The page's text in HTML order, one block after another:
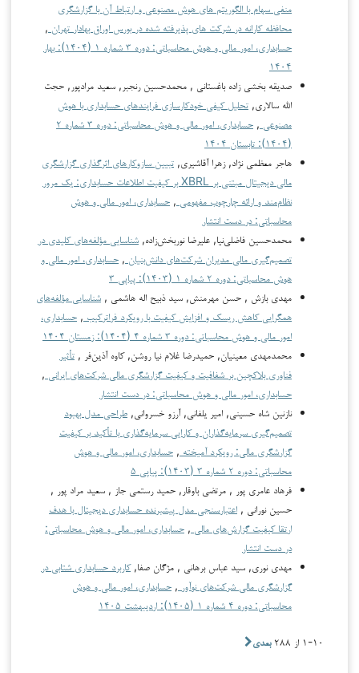
منفی سهام با الگوریتم های هوش مصنوعی و ارتباط آن با گزارشگری
محافظه کارانه در شرکت های پذیرفته شده در بورس اوراق بهادار تهران ,
حسابداری، امور مالی و هوش محاسباتی: دوره ۳ شماره ۱ (۱۴۰۴): بهار
۱۴۰۴
صدیقه بخشی زاده باغستانی , محمدحسين رنجبر, سعید مرادپور, حجت
الله سالاری, تحلیل کیفی خودکارسازی فرایندهای حسابداری با هوش
مصنوعی ,
حسابداری، امور مالی و هوش محاسباتی: دوره ۳ شماره ۲
(۱۴۰۴): تابستان ۱۴۰۴
هاجر معظمی نژاد, زهرا آقاشیری, تبیین سازوکارهای اثرگذاری گزارشگری
مالی دیجیتال مبتنی بر XBRL بر کیفیت اطلاعات حسابداری: یک مرور
نظام‌مند و ارائه چارچوب مفهومی , حسابداری، امور مالی و هوش
محاسباتی: در دست انتشار
محمدحسین فاضلی‌نیا, علیرضا نوربخش‌زاده, شناسایی مؤلفه‌های کلیدی در
تصمیم‌گیری مالی مدیران شرکت‌های دانش‌بنیان , حسابداری، امور مالی و
هوش محاسباتی: دوره ۲ شماره ۱ (۱۴۰۳): پیاپی ۳
مهدی بازش , حسن مهرمنش, سید ذبیح اله هاشمی , شناسایی مؤلفه‌های
همگرایی کاهش ریسک و افزایش کیفیت با رویکرد فراترکیب , حسابداری،
امور مالی و هوش محاسباتی: دوره ۳ شماره ۴ (۱۴۰۴): زمستان ۱۴۰۴
محمدمهدی معینیان, حمیدرضا غلام نیا روشن, کاوه آذین‌فر , تأثیر
فناوری بلاکچین بر شفافیت و کیفیت گزارشگری مالی شرکت‌های ایرانی ,
حسابداری، امور مالی و هوش محاسباتی: در دست انتشار
نازنین شاه حسینی, امیر یلفانی, آرزو خسروانی, طراحی مدل بهبود
تصمیم‌گیری سرمایه‌گذاران و کارایی سرمایه‌گذاری با تأکید بر کیفیت
گزارشگری مالی: رویکرد آمیخته , حسابداری، امور مالی و هوش
محاسباتی: دوره ۲ شماره ۳ (۱۴۰۳): پیاپی ۵
فرهاد عامری پور , مرتضی باوقار, حمید رستمی جاز , سعید مراد پور ,
حسین نورانی , اعتبارسنجی مدل پیشبرنده حسابداری دیجیتال با هدف
ارتقا کیفیت گزارش‌های مالی , حسابداری، امور مالی و هوش محاسباتی:
در دست انتشار
مهدی نوری, سید عباس برهانی , مژگان صفا,کاربرد حسابداری شتابی در
گزارشگری مالی شرکت‌های نوآور , حسابداری، امور مالی و هوش
محاسباتی: دوره ۴ شماره ۱ (۱۴۰۵): اردیبهشت ۱۴۰۵
۱-۱۰ از ۲۸۸ بعدی